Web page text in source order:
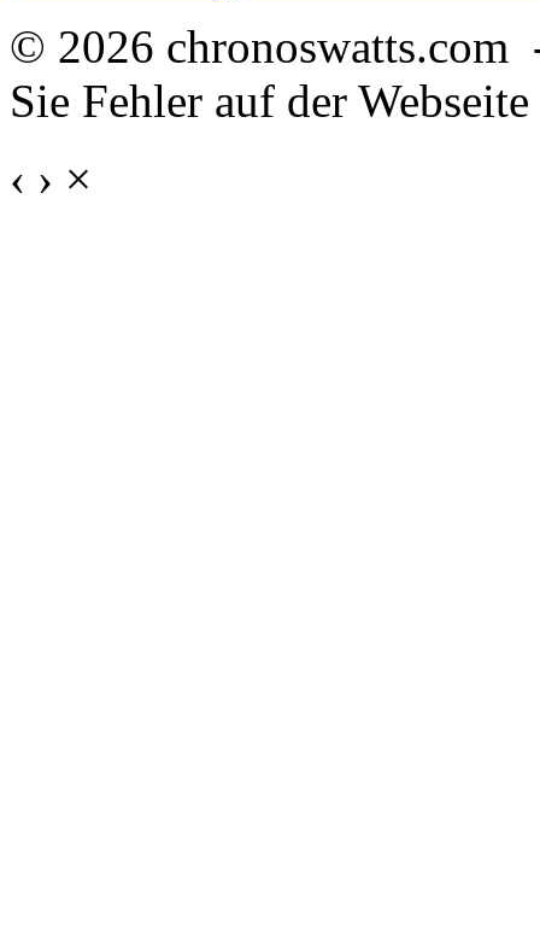
© 2026
Sie Fehler auf der
‹ › ×